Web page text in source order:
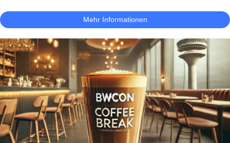
Mehr Informationen